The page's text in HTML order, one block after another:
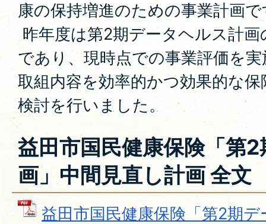
康の保持増進のための事業計画
昨年度は第2期データヘルス計画
であり、現時点での事業評価を
取組内容を効率的かつ効果的な
検討を行いました。
益田市国民健康保険「第
画」中間見直し計画 全文
益田市国民健康保険「第2期